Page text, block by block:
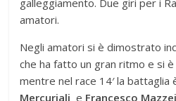
amatori.
Negli amatori si è dimostrato
che ha fatto un gran ritmo e si
mentre nel race 14′ la
Mercuriali e Francesco